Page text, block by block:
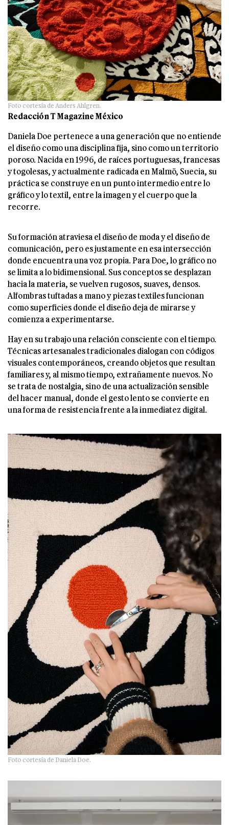
Foto cortesía de Anders Ahlgren.
Redacción T Magazine México
Daniela Doe pertenece a una generación que no entiende
el diseño como una disciplina fija, sino como un territorio
poroso. Nacida en 1996, de raíces portuguesas, francesas
y togolesas, y actualmente radicada en Malmö, Suecia, su
práctica se construye en un punto intermedio entre lo
gráfico y lo textil, entre la imagen y el cuerpo que la
recorre.
Su formación atraviesa el diseño de moda y el diseño de
comunicación, pero es justamente en esa intersección
donde encuentra una voz propia. Para Doe, lo gráfico no
se limita a lo bidimensional. Sus conceptos se desplazan
hacia la materia, se vuelven rugosos, suaves, densos.
Alfombras tuftadas a mano y piezas textiles funcionan
como superficies donde el diseño deja de mirarse y
comienza a experimentarse.
Hay en su trabajo una relación consciente con el tiempo.
Técnicas artesanales tradicionales dialogan con códigos
visuales contemporáneos, creando objetos que resultan
familiares y, al mismo tiempo, extrañamente nuevos. No
se trata de nostalgia, sino de una actualización sensible
del hacer manual, donde el gesto lento se convierte en
una forma de resistencia frente a la inmediatez digital.
Foto cortesía de Daniela Doe.